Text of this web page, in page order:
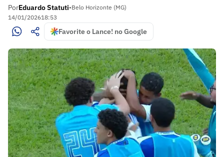
PorEduardo Statuti•Belo Horizonte (MG)
14/01/202618:53
Favorite o Lance! no Google